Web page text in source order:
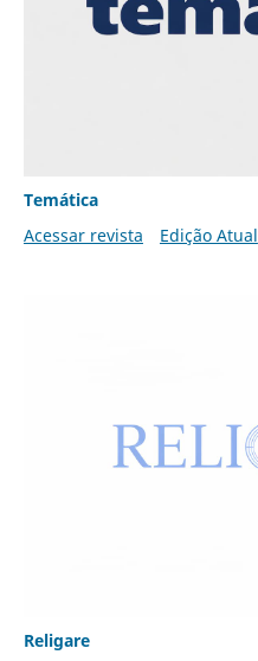
Temática
Acessar revista
Edição Atual
Religare